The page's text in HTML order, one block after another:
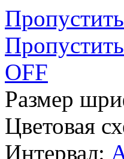
OFF
Размер
Цветовая
Интервал: